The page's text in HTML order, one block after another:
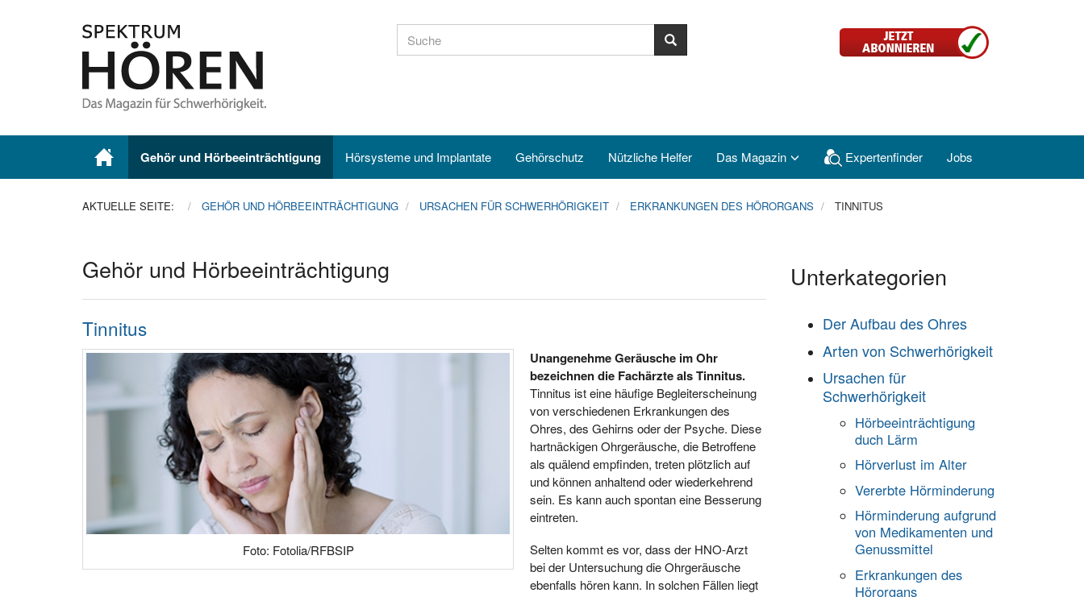
Gehör und Hörbeeinträchtigung Hörsysteme und Implantate Gehörschutz Nützliche Helfer Das Magazin Expertenfinder Jobs
AKTUELLE SEITE: GEHÖR UND HÖRBEEINTRÄCHTIGUNG URSACHEN FÜR SCHWERHÖRIGKEIT ERKRANKUNGEN DES HÖRORGANS TINNITUS
Gehör und Hörbeeinträchtigung
Tinnitus
Foto: Fotolia/RFBSIP
Unangenehme Geräusche im Ohr
bezeichnen die Fachärzte als Tinnitus.
Tinnitus ist eine häufige Begleiterscheinung
von verschiedenen Erkrankungen des
Ohres, des Gehirns oder der Psyche. Diese
hartnäckigen Ohrgeräusche, die Betroffene
als quälend empfinden, treten plötzlich auf
und können anhaltend oder wiederkehrend
sein. Es kann auch spontan eine Besserung
eintreten.
Selten kommt es vor, dass der HNO-Arzt
bei der Untersuchung die Ohrgeräusche
ebenfalls hören kann. In solchen Fällen liegt
Unterkategorien
Der Aufbau des Ohres
Arten von Schwerhörigkeit
Ursachen für
Schwerhörigkeit
Hörbeeinträchtigung
duch Lärm
Hörverlust im Alter
Vererbte Hörminderung
Hörminderung aufgrund
von Medikamenten und
Genussmittel
Erkrankungen des
Hörorgans